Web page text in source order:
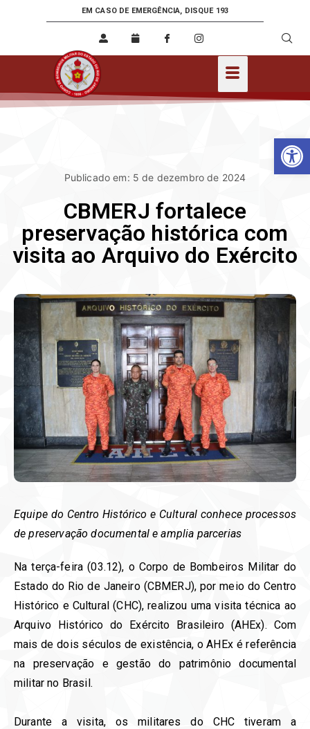
EM CASO DE EMERGÊNCIA, DISQUE 193
Publicado em: 5 de dezembro de 2024
CBMERJ fortalece
preservação histórica com
visita ao Arquivo do Exército
Equipe do Centro Histórico e Cultural conhece processos
de preservação documental e amplia parcerias
Na terça-feira (03.12), o Corpo de Bombeiros Militar do
Estado do Rio de Janeiro (CBMERJ), por meio do Centro
Histórico e Cultural (CHC), realizou uma visita técnica ao
Arquivo Histórico do Exército Brasileiro (AHEx). Com
mais de dois séculos de existência, o AHEx é referência
na preservação e gestão do patrimônio documental
militar no Brasil.
Durante a visita, os militares do CHC tiveram a